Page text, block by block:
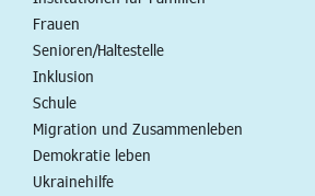
Frauen
Senioren/Haltestelle
Inklusion
Schule
Migration und Zusammenleben
Demokratie leben
Ukrainehilfe